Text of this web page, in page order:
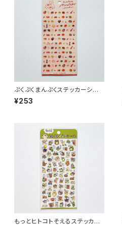
ぷくぷくまんぷくステッカーシー
ル 82319 町中華
¥253
もっとヒトコトそえるステッカー